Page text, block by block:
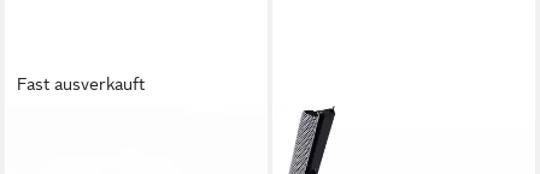
Fast ausverkauft
VOM PULLACH HOF
Teleskopstiel Teleskopstange